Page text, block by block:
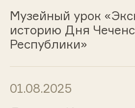
Музейный урок
историю Дня
Республики»
01.08.2025